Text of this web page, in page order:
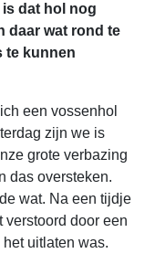
dat hol nog
daar wat rond te
te kunnen
een vossenhol
zijn we is
grote verbazing
das oversteken.
wat. Na een tijdje
verstoord door een
uitlaten was.